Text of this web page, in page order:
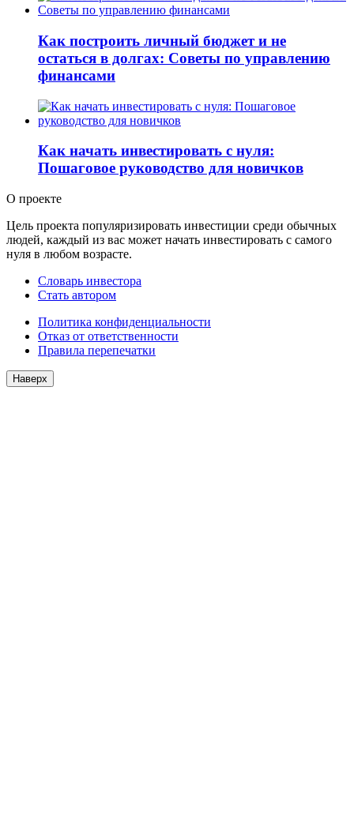
Как построить личный бюджет и не
остаться в долгах: Советы по управлению
финансами
Как начать инвестировать с нуля:
Пошаговое руководство для новичков
О проекте
Цель проекта популяризировать инвестиции среди обычных
людей, каждый из вас может начать инвестировать с самого
нуля в любом возрасте.
Словарь инвестора
Стать автором
Политика конфиденциальности
Отказ от ответственности
Правила перепечатки
Наверх